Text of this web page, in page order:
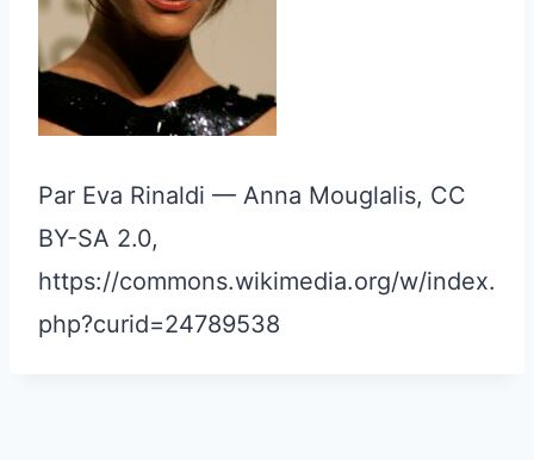
Par Eva Rinaldi — Anna Mouglalis, CC
BY-SA 2.0,
https://commons.wikimedia.org/w/index.
php?curid=24789538